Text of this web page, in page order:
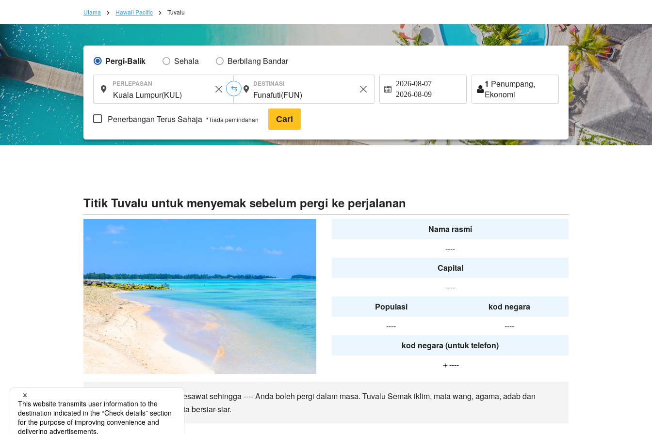
Utama Hawaii Pacific Tuvalu
Pergi-Balik Sehala Berbilang Bandar
PERLEPASAN DESTINASI 2026-08-07
2026-08-09
1 Penumpang,
Ekonomi
Penerbangan Terus Sahaja *Tiada pemindahan Cari
Titik Tuvalu untuk menyemak sebelum pergi ke perjalanan
Nama rasmi
----
Capital
----
Populasi
kod negara
----
----
kod negara (untuk telefon)
＋----
Tuvalu Ia hampir dengan pesawat sehingga ---- Anda boleh pergi dalam masa. Tuvalu Semak iklim, mata wang, agama, adab dan
sebagainya. Tuvalu Mari kita bersiar-siar.